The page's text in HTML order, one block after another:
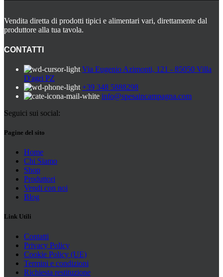
Vendita diretta di prodotti tipici e alimentari vari, direttamente dal
produttore alla tua tavola.
CONTATTI
Via Eugenio Azimonti, 121 - 85050 Villa
D'agri PZ
+39 348 5888298
info@spesaincampagna.com
Seguici sui social:
Pagine del sito
Home
Chi Siamo
Shop
Produttori
Vendi con noi
Blog
Link Utili
Contatti
Privacy Policy
Cookie Policy (UE)
Termini e condizioni
Richiesta restituzione